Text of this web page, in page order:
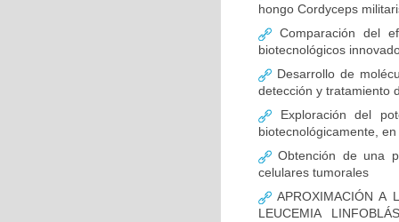
hongo Cordyceps
Comparación del
biotecnológicos
Desarrollo de
detección y tratamiento
Exploración del
biotecnológicamente,
Obtención de una
celulares tumorales
APROXIMACIÓN A
LEUCEMIA